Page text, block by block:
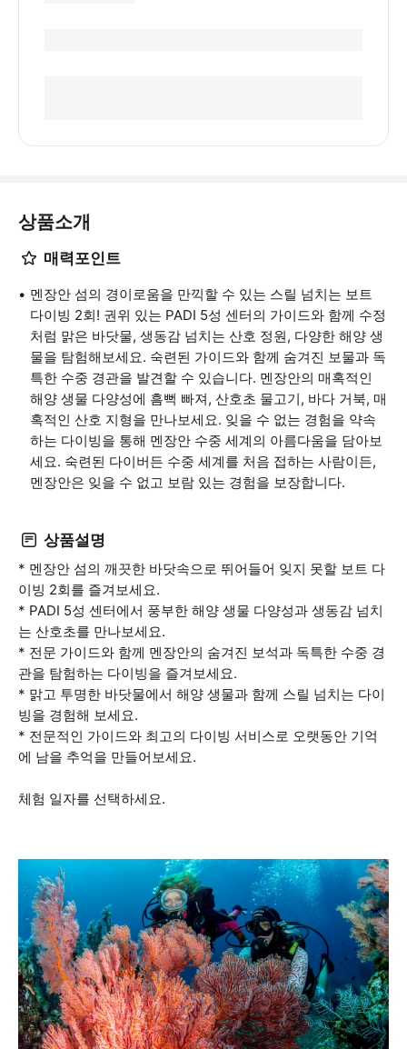
상품소개
매력포인트
멘장안 섬의 경이로움을 만끽할 수 있는 스릴 넘치는 보트
다이빙 2회! 권위 있는 PADI 5성 센터의 가이드와 함께 수정
처럼 맑은 바닷물, 생동감 넘치는 산호 정원, 다양한 해양 생
물을 탐험해보세요. 숙련된 가이드와 함께 숨겨진 보물과 독
특한 수중 경관을 발견할 수 있습니다. 멘장안의 매혹적인
해양 생물 다양성에 흠뻑 빠져, 산호초 물고기, 바다 거북, 매
혹적인 산호 지형을 만나보세요. 잊을 수 없는 경험을 약속
하는 다이빙을 통해 멘장안 수중 세계의 아름다움을 담아보
세요. 숙련된 다이버든 수중 세계를 처음 접하는 사람이든,
멘장안은 잊을 수 없고 보람 있는 경험을 보장합니다.
상품설명
* 멘장안 섬의 깨끗한 바닷속으로 뛰어들어 잊지 못할 보트 다
이빙 2회를 즐겨보세요.
* PADI 5성 센터에서 풍부한 해양 생물 다양성과 생동감 넘치
는 산호초를 만나보세요.
* 전문 가이드와 함께 멘장안의 숨겨진 보석과 독특한 수중 경
관을 탐험하는 다이빙을 즐겨보세요.
* 맑고 투명한 바닷물에서 해양 생물과 함께 스릴 넘치는 다이
빙을 경험해 보세요.
* 전문적인 가이드와 최고의 다이빙 서비스로 오랫동안 기억
에 남을 추억을 만들어보세요.
체험 일자를 선택하세요.